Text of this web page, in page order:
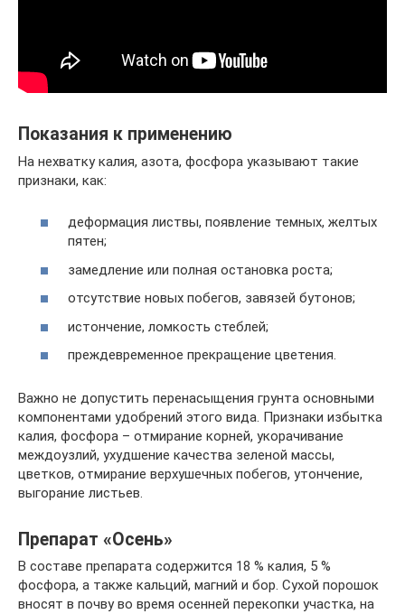
Показания к применению
На нехватку калия, азота, фосфора указывают такие
признаки, как:
деформация листвы, появление темных, желтых
пятен;
замедление или полная остановка роста;
отсутствие новых побегов, завязей бутонов;
истончение, ломкость стеблей;
преждевременное прекращение цветения.
Важно не допустить перенасыщения грунта основными
компонентами удобрений этого вида. Признаки избытка
калия, фосфора – отмирание корней, укорачивание
междоузлий, ухудшение качества зеленой массы,
цветков, отмирание верхушечных побегов, утончение,
выгорание листьев.
Препарат «Осень»
В составе препарата содержится 18 % калия, 5 %
фосфора, а также кальций, магний и бор. Сухой порошок
вносят в почву во время осенней перекопки участка, на